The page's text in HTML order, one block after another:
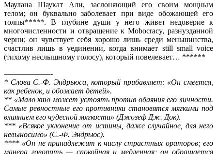
Маулана Шаукат Али, заслоняющий его своим мощным
телом; он буквально заболевает при виде обожающей его
толпы*****. В глубине души у него живет недоверие к
многочисленности и отвращение к Mobocracy, разнузданной
черни; он чувствует себя хорошо лишь среди меньшинства,
счастлив лишь в уединении, когда внимает still small voice
(тихому неслышному голосу), который повелевает… ******
——————-
* Слова С.-Ф. Эндрьюса, который прибавляет: «Он смеется,
как ребе­нок, и обожает детей».
** «Мало кто может устоять против обаяния его личности.
Самые ревностные его противники становятся мягкими под
влиянием его чудесной мягкости» (Джозеф Дж. Док).
*** «Всякое уклонение от истины, даже случайное, для него
невыносимо» (С.-Ф. Эндрьюс).
**** «Он не принадлежит к числу страстных ораторов; его
манера говорить — спокойная и медленная; он обращается